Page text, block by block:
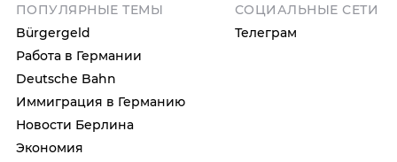
ПОПУЛЯРНЫЕ ТЕМЫ
Bürgergeld
Работа в Германии
Deutsche Bahn
Иммиграция в Германию
Новости Берлина
Экономия
СОЦИАЛЬНЫЕ СЕТИ
Телеграм